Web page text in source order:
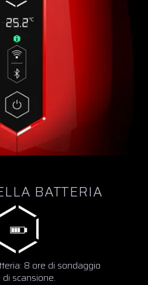
BATTERIA
8 ore di sondaggio
scansione.